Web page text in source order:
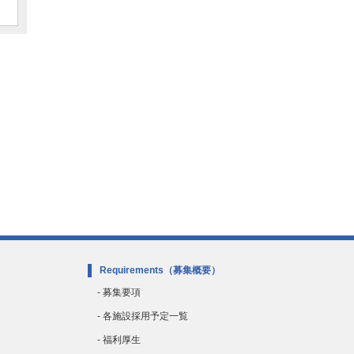
Requirements （募集概要）
- 募集要項
- 各施設採用予定一覧
- 福利厚生